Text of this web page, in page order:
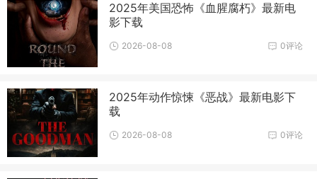
2025年美国恐怖《血腥腐朽》最新电
影下载
0评论
2026-08-08
2025年动作惊悚《恶战》最新电影下
载
0评论
2026-08-08